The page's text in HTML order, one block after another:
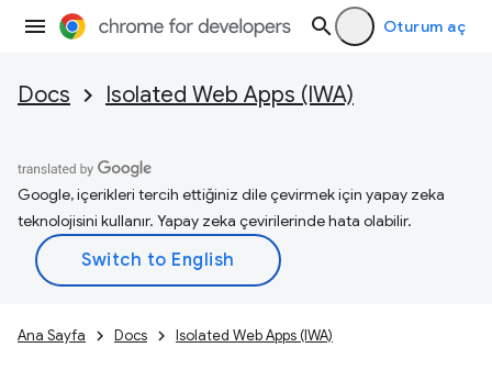
Oturum aç
Docs Isolated Web Apps (IWA)
Google, içerikleri tercih ettiğiniz dile çevirmek için yapay zeka
teknolojisini kullanır. Yapay zeka çevirilerinde hata olabilir.
Ana Sayfa Docs Isolated Web Apps (IWA)